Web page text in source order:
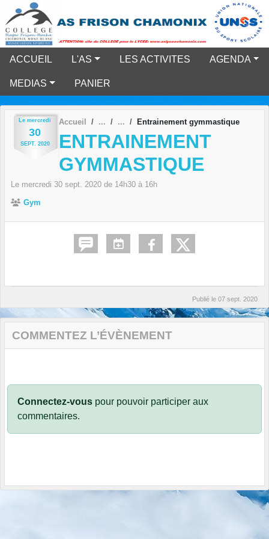
ACCUEIL L'AS LES ACTIVITES AGENDA
MEDIAS PANIER
Le mercredi
30
SEPT. 2020
Accueil Entrainement gymmastique
ENTRAINEMENT
GYMMASTIQUE
Le mercredi 30 sept. 2020 de 14h30 à 16h
Gym
Publié le 07 sept. 2020
COMMENTEZ L’ÉVÈNEMENT
Connectez-vous pour pouvoir participer aux
commentaires.
Panneau de gestion des cookies